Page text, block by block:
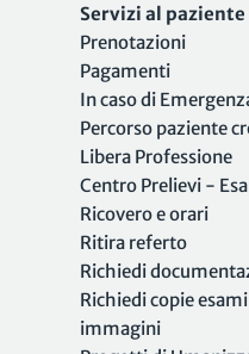
Servizi al paziente
Prenotazioni
Pagamenti
In caso di
Percorso paziente
Libera Professione
Centro Prelievi -
Ricovero e orari
Ritira referto
Richiedi
Richiedi copie
immagini